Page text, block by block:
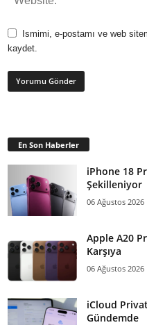
Ismimi, e-postamı ve web
kaydet.
En Son Haberler
iPhone 18
Şekilleniyor
06 Ağustos 2026
Apple A20
Karşıya
06 Ağustos 2026
iCloud
Gündemde